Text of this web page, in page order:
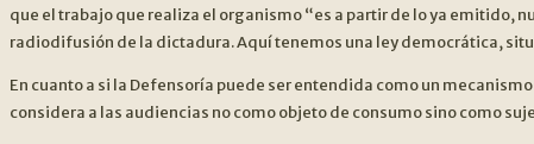
que el trabajo que realiza el organismo “es a partir de lo ya emitido,
radiodifusión de la dictadura. Aquí tenemos una ley democrática,
En cuanto a si la Defensoría puede ser entendida como un
considera a las audiencias no como objeto de consumo sino como